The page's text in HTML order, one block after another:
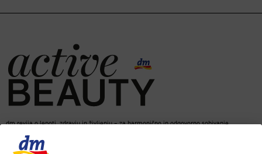
dm revija o lepoti, zdravju in življenju – za harmonično in odgovorno sobivanje.